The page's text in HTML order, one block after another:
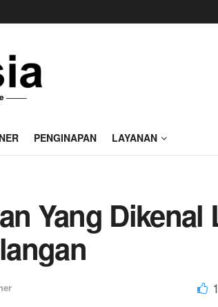
PENGINAPAN LAYANAN
Yang Dikenal